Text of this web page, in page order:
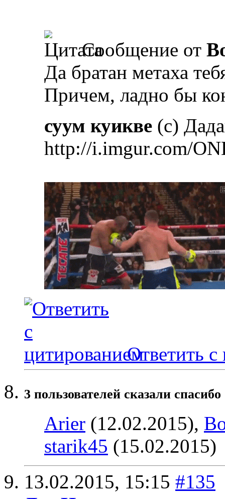
Сообщение от
Да братан метаха
Причем, ладно бы
суум куикве (с)
http://i.imgur.com/
Ответить с
3 пользователей сказали
Arier (12.02.2015),
starik45 (15.02.2015)
13.02.2015, 15:15 #135